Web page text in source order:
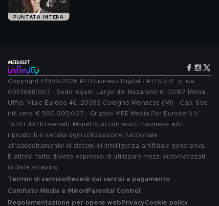
PUNTATA INTERA
Copyright ©1999-2026 RTI Business Digital - RTI S.p.A.: p. iva
03976881007 - Sede legale: Largo del Nazareno 8, 00187 Roma.
Uffici: Viale Europa 46, 20093 Cologno Monzese (MI) - Cap. Soc.
int. vers. € 500.000.007 - Gruppo MFE Media For Europe N.V. -
Tutti i diritti riservati. Rispetto ai contenuti trasmessi e/o
riprodotti è vietata ogni utilizzazione funzionale
all'addestramento di sistemi di intelligenza artificiale generativa.
È altresì fatto divieto espresso di utilizzare mezzi automatizzati
di data scraping.
Termini di servizio Recedi dai servizi a pagamento
Comitato Media e MinoriParental Control
Regolamentazione per opere web PrivacyCookie policy